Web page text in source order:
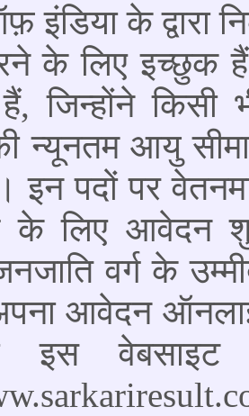
के द्वारा
के लिए इच्छुक
किसी
न्यूनतम आयु
इन पदों पर
के लिए
वर्ग के
अपना आवेदन
इस